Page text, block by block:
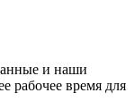
и наши
рабочее время для